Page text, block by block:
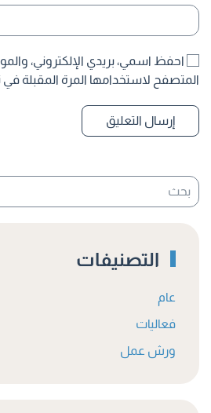
احفظ اسمي، بريدي الإلكتروني،
المتصفح لاستخدامها المرة المقبلة في
إرسال التعليق
التصنيفات
عام
فعاليات
ورش عمل